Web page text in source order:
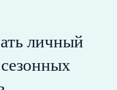
личный